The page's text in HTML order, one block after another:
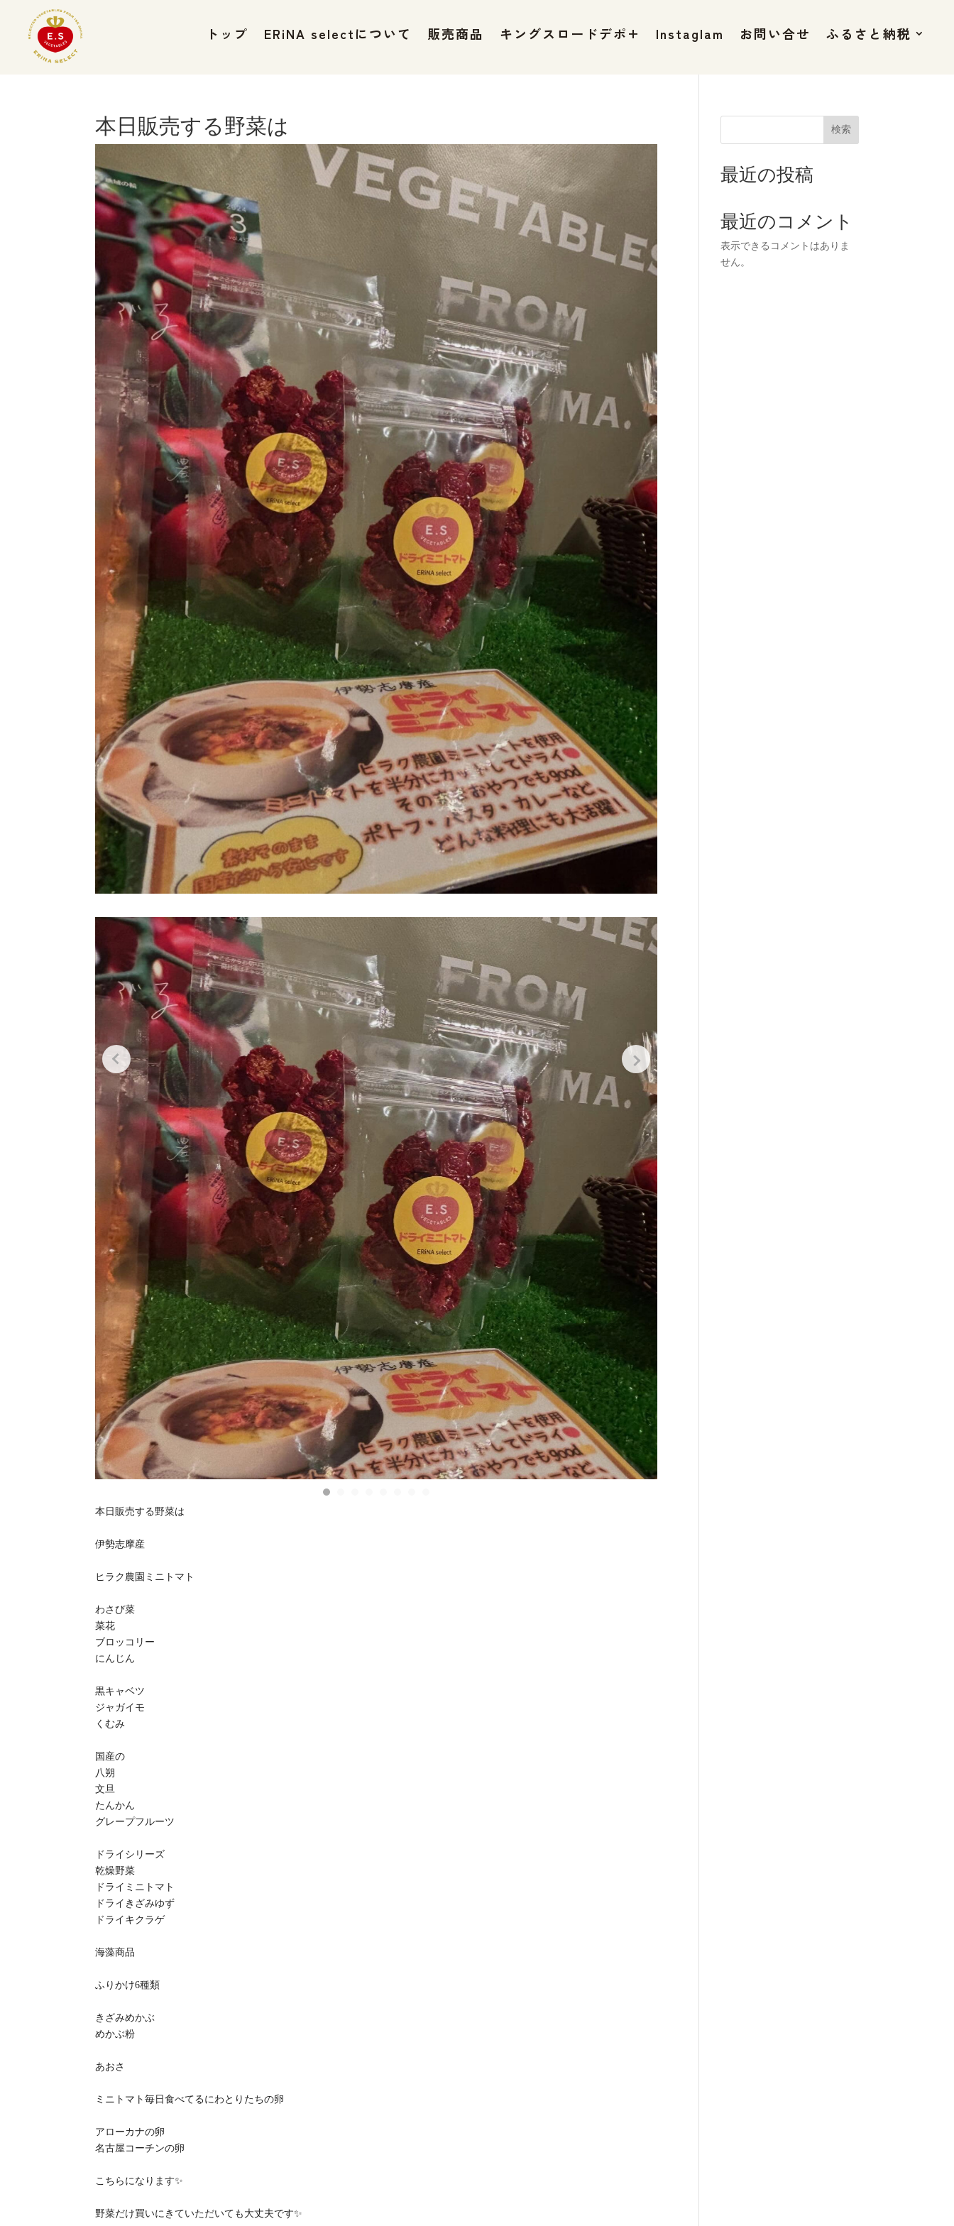
トップ ERiNA selectについて 販売商品 キングスロードデポ+ Instaglam お問い合せ ふるさと納税
本日販売する野菜は
本日販売する野菜は
伊勢志摩産
ヒラク農園ミニトマト
わさび菜
菜花
ブロッコリー
にんじん
黒キャベツ
ジャガイモ
くむみ
国産の
八朔
文旦
たんかん
グレープフルーツ
ドライシリーズ
乾燥野菜
ドライミニトマト
ドライきざみゆず
ドライキクラゲ
️海藻商品️
ふりかけ6種類
きざみめかぶ
めかぶ粉
あおさ
ミニトマト毎日食べてるにわとりたちの卵
アローカナの卵
名古屋コーチンの卵
こちらになります✨
野菜だけ買いにきていただいても大丈夫です✨
検索
最近の投稿
最近のコメント
表示できるコメントはありま
せん。